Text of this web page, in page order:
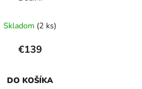
Skladom (2 ks)
€139
DO KOŠÍKA